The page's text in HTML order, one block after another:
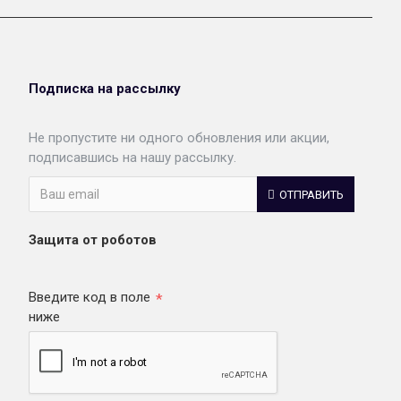
Подписка на рассылку
Не пропустите ни одного обновления или акции,
подписавшись на нашу рассылку.
ОТПРАВИТЬ
Защита от роботов
Введите код в поле
ниже